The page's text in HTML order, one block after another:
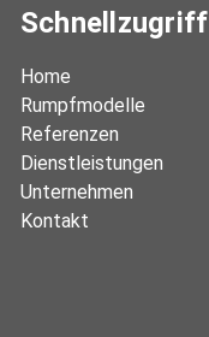
Schnellzugriff
Home
Rumpfmodelle
Referenzen
Dienstleistungen
Unternehmen
Kontakt